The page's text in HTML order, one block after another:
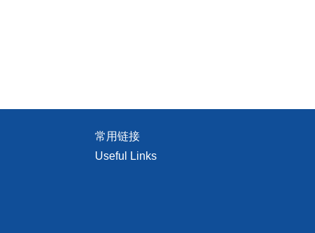
常用链接
Useful Links